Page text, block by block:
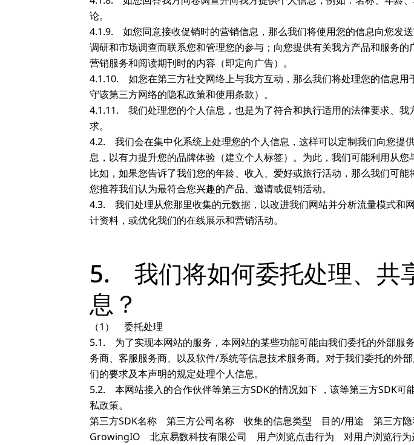
论。
4.1.9. 如您同意接收促销时的营销信息，那么我们将使用您的信息向您发
调研和市场调查而联系您和管理您的参与；向您提供有关我方产品和服务
营销服务和阅读期刊时的内容（即定向广告）。
4.1.10. 如您在第三方社交网络上与我方互动，那么我们将处理您的信息
守该第三方网络的隐私政策和使用条款）。
4.1.11. 我们处理您的个人信息，也是为了符合和执行适用的法律要求、
求。
4.2. 我们会在集中化系统上处理您的个人信息，这样可以定制我们向您提
息，以有力提升您的品牌体验（建立个人标签）。为此，我们可能利用从
比如，如果您告诉了我们您的年龄、收入、爱好或旅行活动，那么我们可
您推荐我们认为最符合您兴趣的产品、邀请或促销活动。
4.3. 我们处理从您那里收集的元数据，以改进我们网站并分析流量模式和
计资料，或优化我们的在线展示和营销活动。
5. 我们将如何委托处理、共
息？
（1） 委托处理
5.1. 为了实现本网站的服务，本网站的某些功能可能由我们委托的外部服
务商、客服服务商、以及软件/系统等信息技术服务商。对于我们委托的外
们的要求及本声明的规定处理个人信息。
5.2. 本网站接入的合作伙伴等第三方SDK的情况如下 ，该等第三方SDK
私政策。
第三方SDK名称 第三方公司名称 收集的信息类型 目的/用途 第三方隐
GrowingIO 北京易数科技有限公司 用户浏览点击行为 对用户浏览行